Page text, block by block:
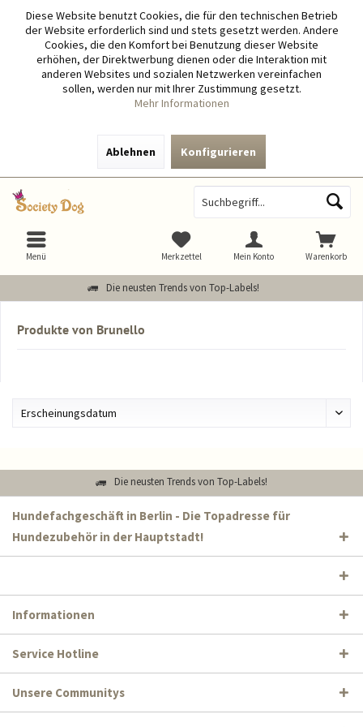
Diese Website benutzt Cookies, die für den technischen Betrieb
der Website erforderlich sind und stets gesetzt werden. Andere
Cookies, die den Komfort bei Benutzung dieser Website
erhöhen, der Direktwerbung dienen oder die Interaktion mit
anderen Websites und sozialen Netzwerken vereinfachen
sollen, werden nur mit Ihrer Zustimmung gesetzt.
Mehr Informationen
Ablehnen Konfigurieren
Die neusten Trends von Top-Labels!
Warenkorb
Merkzettel Mein Konto
Menü
Produkte von Brunello
Die neusten Trends von Top-Labels!
Hundefachgeschäft in Berlin - Die Topadresse für
Hundezubehör in der Hauptstadt!
Informationen
Service Hotline
Unsere Communitys